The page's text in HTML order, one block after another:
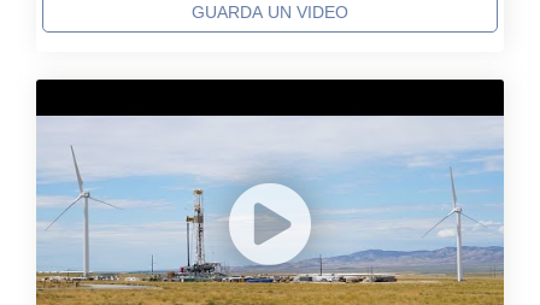
GUARDA UN VIDEO